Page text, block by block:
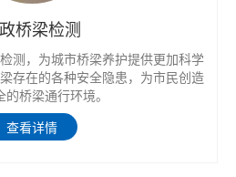
桥梁检测
测，为城市桥梁养护提供更加科学
存在的各种安全隐患，为市民创造
的桥梁通行环境。
查看详情